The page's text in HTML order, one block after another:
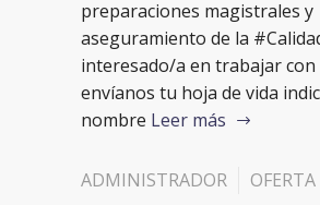
preparaciones magistrales y
aseguramiento de la
interesado/a en trabajar
envíanos tu hoja de vida
nombre Leer más
ADMINISTRADOR